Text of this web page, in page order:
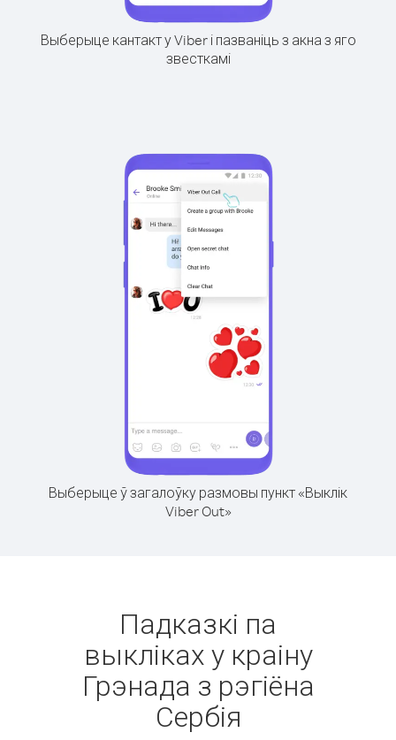
Выберыце кантакт у Viber і пазваніць з акна з яго
звесткамі
Выберыце ў загалоўку размовы пункт «Выклік
Viber Out»
Падказкі па
выкліках у краіну
Грэнада з рэгіёна
Сербія